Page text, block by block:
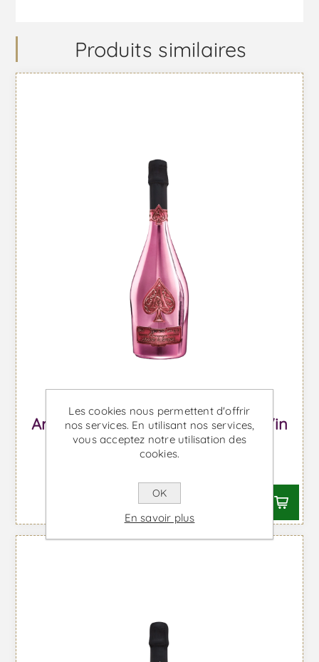
Produits similaires
Armand de Brignac Brut Rosé - Vin
Mousseux
Les cookies nous permettent d'offrir
nos services. En utilisant nos services,
vous acceptez notre utilisation des
cookies.
OK
En savoir plus